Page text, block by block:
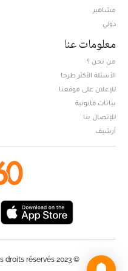
مشاهير
دولي
معلومات عنا
من نحن ؟
الأسئلة الأكثر طرحا
للإعلان على موقعنا
بيانات قانونية
للإتصال بنا
أرشيف
© Web News / le360.ma / Tous droits réservés 2023